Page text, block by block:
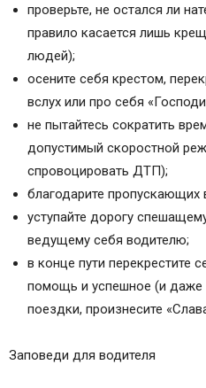
проверьте, не остался ли
правило касается лишь
людей);
осените себя крестом,
вслух или про себя
не пытайтесь сократить
допустимый скоростной
спровоцировать ДТП);
благодарите
уступайте дорогу
ведущему себя водителю;
в конце пути перекрестите
помощь и успешное (и даже
поездки, произнесите
Заповеди для водителя